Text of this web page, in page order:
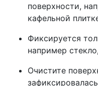
поверхности,
кафельной
Фиксируется
например
Очистите